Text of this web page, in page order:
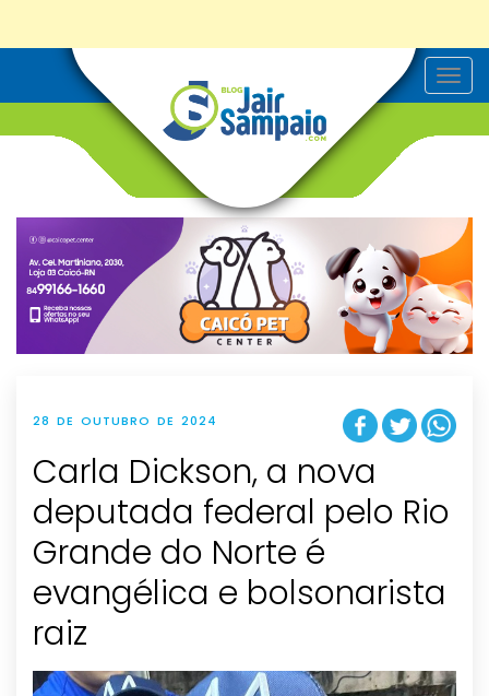
T
o
v
g
t
i
o
n
28 DE OUTUBRO DE 2024
Carla Dickson, a nova
deputada federal pelo Rio
Grande do Norte é
evangélica e bolsonarista
raiz